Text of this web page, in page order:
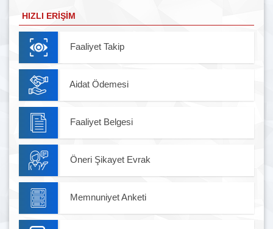
HIZLI ERIŞIM
Faaliyet Takip
Aidat Ödemesi
Faaliyet Belgesi
Öneri Şikayet Evrak
Memnuniyet Anketi